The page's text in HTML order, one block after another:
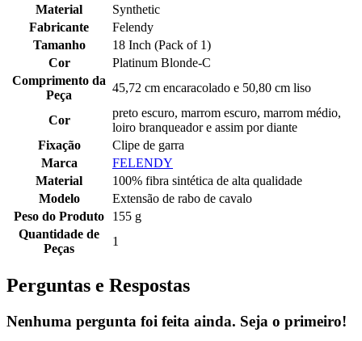
Material
Synthetic
Fabricante
Felendy
Tamanho
18 Inch (Pack of 1)
Cor
Platinum Blonde-C
Comprimento da
Peça
45,72 cm encaracolado e 50,80 cm liso
Cor
preto escuro, marrom escuro, marrom médio,
loiro branqueador e assim por diante
Fixação
Clipe de garra
Marca
FELENDY
Material
100% fibra sintética de alta qualidade
Modelo
Extensão de rabo de cavalo
Peso do Produto
155 g
Quantidade de
Peças
1
Perguntas e Respostas
Nenhuma pergunta foi feita ainda. Seja o primeiro!